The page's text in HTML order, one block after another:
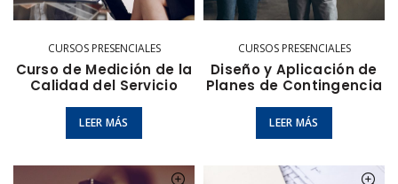
CURSOS PRESENCIALES
Curso de Medición de la
Calidad del Servicio
LEER MÁS
CURSOS PRESENCIALES
Diseño y Aplicación de
Planes de Contingencia
LEER MÁS